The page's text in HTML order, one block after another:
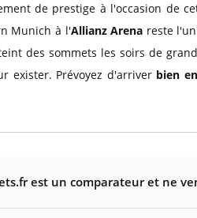
de prestige à l'occasion de
Munich à l'Allianz Arena reste
des sommets les soirs de
exister. Prévoyez d'arriver bien
est un comparateur et ne